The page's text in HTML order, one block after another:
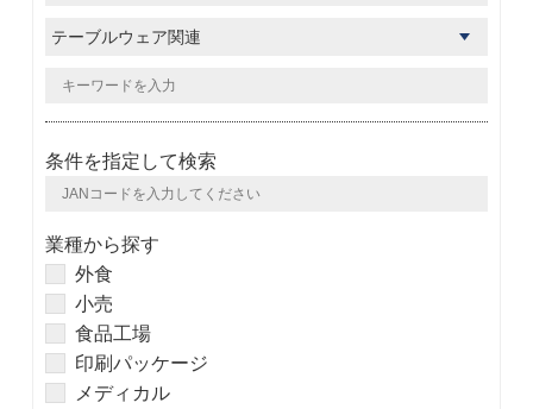
条件を指定して検索
業種から探す
外食
小売
食品工場
印刷パッケージ
メディカル